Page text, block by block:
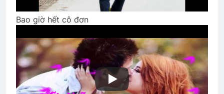
CTBCTY Tập II chương 13
3 Years Ago
TÌNH YÊU & HOÀN CẢNH
3 Years Ago
Bao giờ hết cô đơn